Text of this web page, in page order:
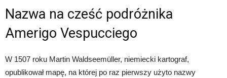
Nazwa na cześć podróżnika
Amerigo Vespucciego
W 1507 roku Martin Waldseemüller, niemiecki kartograf,
opublikował mapę, na której po raz pierwszy użyto nazwy